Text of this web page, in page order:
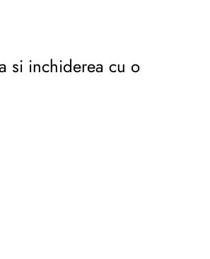
si inchiderea cu o